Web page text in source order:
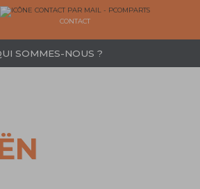
CONTACT
SOMMES-NOUS ?